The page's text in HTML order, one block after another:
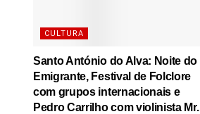
CULTURA
Santo António do Alva: Noite do
Emigrante, Festival de Folclore
com grupos internacionais e
Pedro Carrilho com violinista Mr.